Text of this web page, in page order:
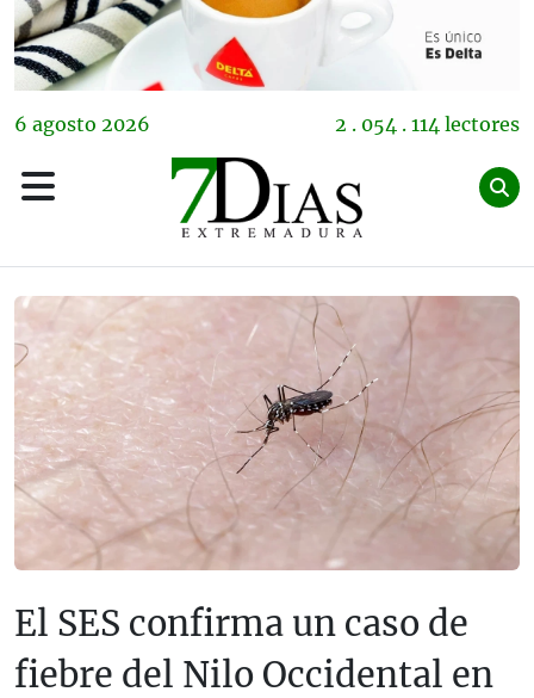
6 agosto 2026 2 . 054 . 114 lectores
El SES confirma un caso de
fiebre del Nilo Occidental en